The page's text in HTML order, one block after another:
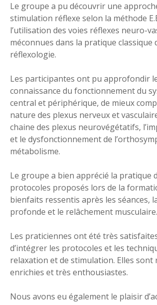
Le groupe a pu découvrir une
stimulation réflexe selon la méthode
l’utilisation des voies réflexes neuro-
méconnues dans la pratique classique
réflexologie.
Les participantes ont pu approfondir
connaissance du fonctionnement du
central et périphérique, de mieux
nature des plexus nerveux et
chaine des plexus neurovégétatifs,
et le dysfonctionnement de
métabolisme.
Le groupe a bien apprécié la pratique
protocoles proposés lors de la
bienfaits ressentis après les séances,
profonde et le relâchement musculaire.
Les praticiennes ont été très
d’intégrer les protocoles et les
relaxation et de stimulation. Elles sont
enrichies et très enthousiastes.
Nous avons eu également le plaisir